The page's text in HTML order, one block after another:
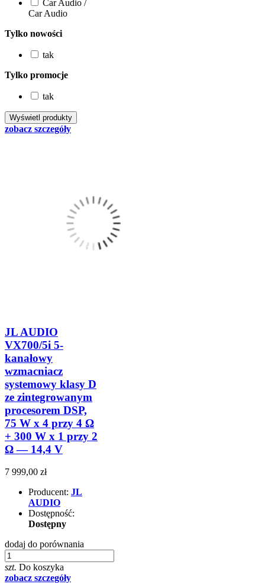
Car Audio /
Car Audio
Tylko nowości
tak
Tylko promocje
tak
zobacz szczegóły
JL AUDIO
VX700/5i 5-
kanałowy
wzmacniacz
systemowy klasy D
ze zintegrowanym
procesorem DSP,
75 W x 4 przy 4 Ω
+ 300 W x 1 przy 2
Ω — 14,4 V
7 999,00 zł
Producent: JL
AUDIO
Dostępność:
Dostępny
dodaj do porównania
szt. Do koszyka
zobacz szczegóły